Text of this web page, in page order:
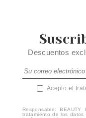
Descuentos
Acepto el
Responsable:
tratamiento de los